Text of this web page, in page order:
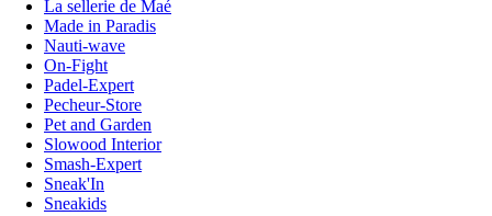
La sellerie de Maé
Made in Paradis
Nauti-wave
On-Fight
Padel-Expert
Pecheur-Store
Pet and Garden
Slowood Interior
Smash-Expert
Sneak'In
Sneakids